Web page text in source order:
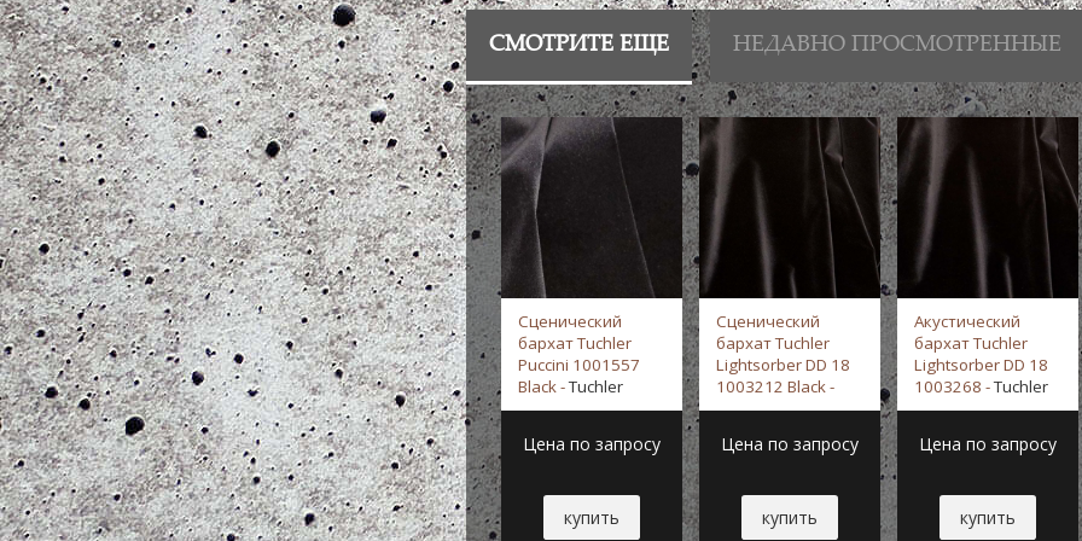
СМОТРИТЕ ЕЩЕ НЕДАВНО ПРОСМОТРЕННЫЕ
Сценический
бархат Tuchler
Puccini 1001557
Black -Tuchler
Цена по запросу
купить
Сценический
бархат Tuchler
Lightsorber DD 18
1003212 Black -
Tuchler
Цена по запросу
купить
Акустический
бархат Tuchler
Lightsorber DD 18
1003268 -Tuchler
Цена по запросу
купить